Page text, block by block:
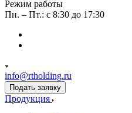
Режим работы
Пн. – Пт.: с 8:30 до 17:30
info@rtholding.ru
Подать заявку
Продукция